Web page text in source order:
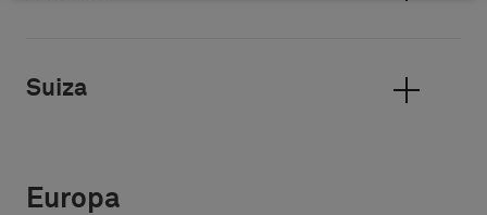
Suiza
Europa